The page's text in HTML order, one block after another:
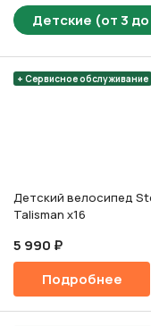
Детские (от 3
+ Сервисное обслуживание
Детский велосипед
Talisman х16
5 990 ₽
Подробнее